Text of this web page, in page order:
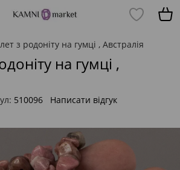
з родоніту на гумці , Австралія
на гумці ,
510096 Написати відгук